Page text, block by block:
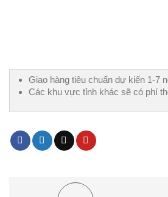
Giao hàng tiêu chuẩn dự kiến 1-7
Các khu vực tỉnh khác sẽ có phí